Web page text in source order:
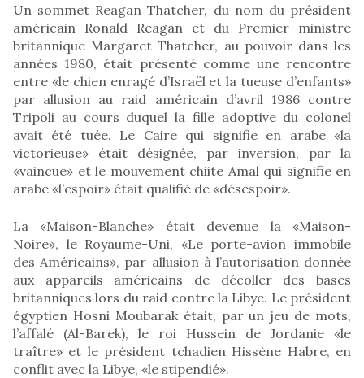
Un sommet Reagan Thatcher, du nom du président
américain Ronald Reagan et du Premier ministre
britannique Margaret Thatcher, au pouvoir dans les
années 1980, était présenté comme une rencontre
entre «le chien enragé d’Israël et la tueuse d’enfants»
par allusion au raid américain d’avril 1986 contre
Tripoli au cours duquel la fille adoptive du colonel
avait été tuée. Le Caire qui signifie en arabe «la
victorieuse» était désignée, par inversion, par la
«vaincue» et le mouvement chiite Amal qui signifie en
arabe «l’espoir» était qualifié de «désespoir».
La «Maison-Blanche» était devenue la «Maison-
Noire», le Royaume-Uni, «Le porte-avion immobile
des Américains», par allusion à l’autorisation donnée
aux appareils américains de décoller des bases
britanniques lors du raid contre la Libye. Le président
égyptien Hosni Moubarak était, par un jeu de mots,
l’affalé (Al-Barek), le roi Hussein de Jordanie «le
traître» et le président tchadien Hissène Habre, en
conflit avec la Libye, «le stipendié».